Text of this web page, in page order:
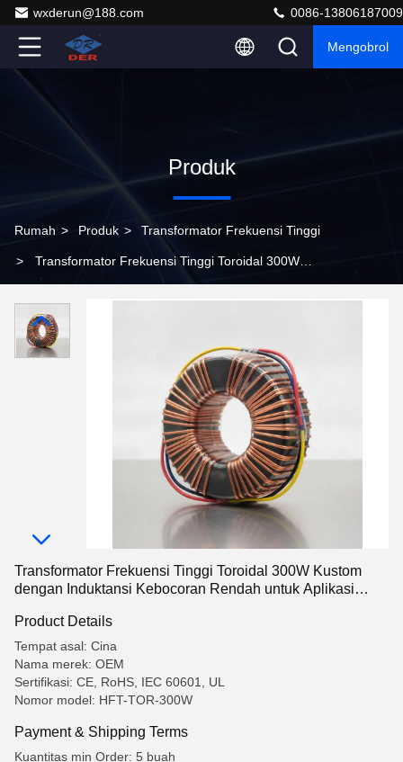
wxderun@188.com 0086-13806187009
Mengobrol
Produk
Rumah > Produk > Transformator Frekuensi Tinggi
> Transformator Frekuensi Tinggi Toroidal 300W
Aplikasi Kelas Medis
Transformator Frekuensi Tinggi Toroidal 300W Kustom
dengan Induktansi Kebocoran Rendah untuk Aplikasi
Product Details
Tempat asal: Cina
Nama merek: OEM
Sertifikasi: CE, RoHS, IEC 60601, UL
Nomor model: HFT-TOR-300W
Payment & Shipping Terms
Kuantitas min Order: 5 buah